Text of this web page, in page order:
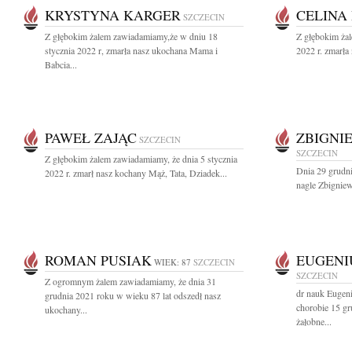
KRYSTYNA KARGER SZCZECIN
Z głębokim żalem zawiadamiamy,że w dniu 18
stycznia 2022 r, zmarła nasz ukochana Mama i
Babcia...
CELINA
Z głębokim
2022 r.
PAWEŁ ZAJĄC SZCZECIN
Z głębokim żalem zawiadamiamy, że dnia 5 stycznia
2022 r. zmarł nasz kochany Mąż, Tata, Dziadek...
SZCZECIN
Dnia 29
nagle
ROMAN PUSIAK WIEK: 87 SZCZECIN
Z ogromnym żalem zawiadamiamy, że dnia 31
grudnia 2021 roku w wieku 87 lat odszedł nasz
ukochany...
SZCZECIN
dr nauk
chorobie 15
żałobne...